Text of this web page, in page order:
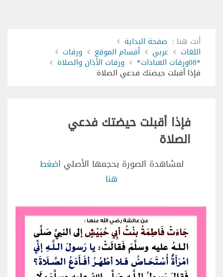
أنت هنا : صفحة البداية
اللغات عربي أقسام الموقع ورقات
*08ورقات العبادات* ورقات الأذان والصلاة
فإذا أقبلت حيضتك فدعي الصلاة
فإذا أقبلت حيضتك فدعي
الصلاة
لمشاهدة الصورة بحجمها الأصلي اضغط
هنا